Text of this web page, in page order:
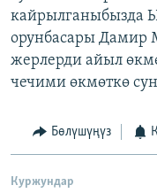
кайрылганыбызда
орунбасары Дамир
жерлерди айыл
чечими өкмөткө
Бөлүшүңүз
Куржундар